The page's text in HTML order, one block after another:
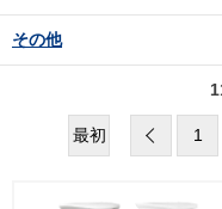
その他
最初 1